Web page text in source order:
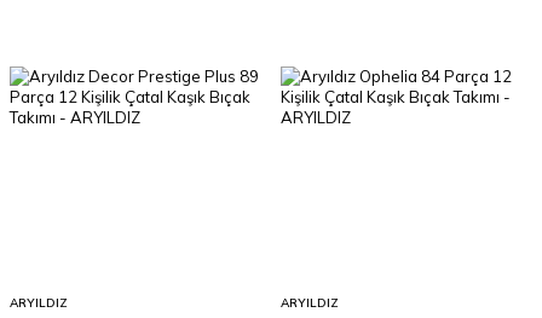
ARYILDIZ ARYILDIZ